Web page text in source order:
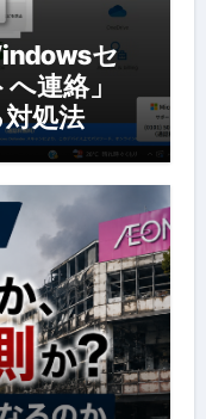
セ
連絡」
処法